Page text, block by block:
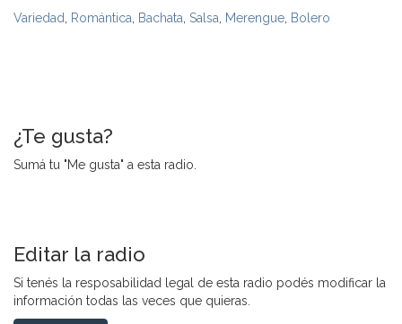
Variedad Romántica Bachata Salsa Merengue Bolero
¿Te gusta?
Sumá tu "Me gusta" a esta radio.
Editar la radio
Si tenés la resposabilidad legal de esta radio podés modificar la
información todas las veces que quieras.